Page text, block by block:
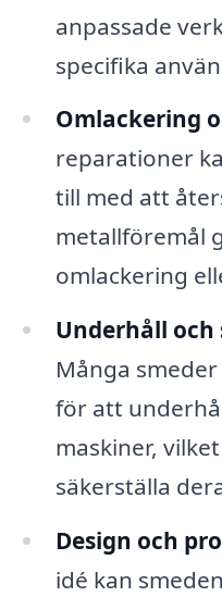
anpassade
specifika
Omlackering
reparationer
till med att
metallföremål
omlackering
Underhåll och
Många
för att
maskiner,
säkerställa
Design och
idé kan